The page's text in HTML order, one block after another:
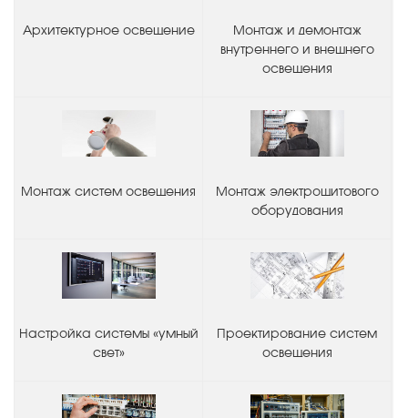
Архитектурное освещение
Монтаж и демонтаж
внутреннего и внешнего
освещения
Монтаж систем освещения
Монтаж электрощитового
оборудования
Настройка системы «умный
свет»
Проектирование систем
освещения